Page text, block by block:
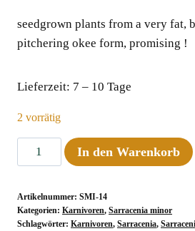
seedgrown plants from a very fat,
pitchering okee form, promising !
Lieferzeit: 7 – 10 Tage
2 vorrätig
Sarracenia
minor
okefenokeensis
form
In den Warenkorb
Artikelnummer: SMI-14
Kategorien: Karnivoren, Sarracenia minor
Schlagwörter: Karnivoren, Sarracenia,